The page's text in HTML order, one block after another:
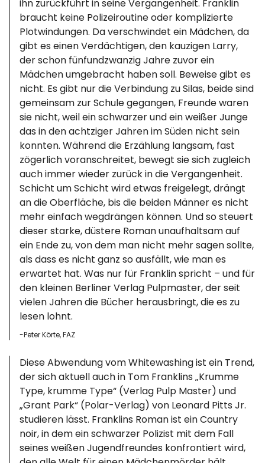
ihn zurückführt in seine Vergangenheit. Franklin
braucht keine Polizeiroutine oder komplizierte
Plotwindungen. Da verschwindet ein Mädchen, da
gibt es einen Verdächtigen, den kauzigen Larry,
der schon fünfundzwanzig Jahre zuvor ein
Mädchen umgebracht haben soll. Beweise gibt es
nicht. Es gibt nur die Verbindung zu Silas, beide sind
gemeinsam zur Schule gegangen, Freunde waren
sie nicht, weil ein schwarzer und ein weißer Junge
das in den achtziger Jahren im Süden nicht sein
konnten. Während die Erzählung langsam, fast
zögerlich voranschreitet, bewegt sie sich zugleich
auch immer wieder zurück in die Vergangenheit.
Schicht um Schicht wird etwas freigelegt, drängt
an die Oberfläche, bis die beiden Männer es nicht
mehr einfach wegdrängen können. Und so steuert
dieser starke, düstere Roman unaufhaltsam auf
ein Ende zu, von dem man nicht mehr sagen sollte,
als dass es nicht ganz so ausfällt, wie man es
erwartet hat. Was nur für Franklin spricht – und für
den kleinen Berliner Verlag Pulpmaster, der seit
vielen Jahren die Bücher herausbringt, die es zu
lesen lohnt.
-Peter Körte, FAZ
Diese Abwendung vom Whitewashing ist ein Trend,
der sich aktuell auch in Tom Franklins „Krumme
Type, krumme Type“ (Verlag Pulp Master) und
„Grant Park“ (Polar-Verlag) von Leonard Pitts Jr.
studieren lässt. Franklins Roman ist ein Country
noir, in dem ein schwarzer Polizist mit dem Fall
seines weißen Jugendfreundes konfrontiert wird,